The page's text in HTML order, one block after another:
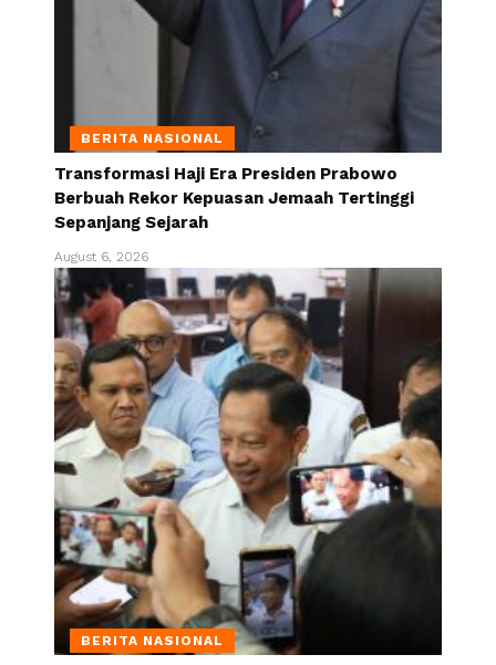
BERITA NASIONAL
Transformasi Haji Era Presiden Prabowo
Berbuah Rekor Kepuasan Jemaah Tertinggi
Sepanjang Sejarah
August 6, 2026
BERITA NASIONAL